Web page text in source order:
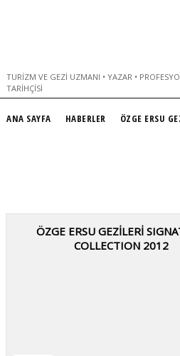
TURIZM VE GEZI UZMANI • YAZAR •
TARIHÇISI
ANA SAYFA HABERLER ÖZGE ERSU
ÖZGE ERSU GEZİLERİ
COLLECTION 2012